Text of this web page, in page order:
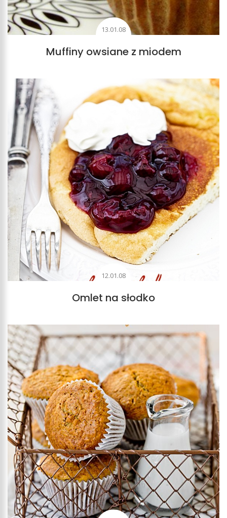
13.01.08
Muffiny owsiane z miodem
12.01.08
Omlet na słodko